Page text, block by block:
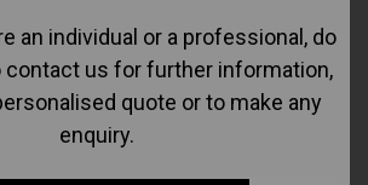
an individual or a professional, do
contact us for further information,
quote or to make any
enquiry.